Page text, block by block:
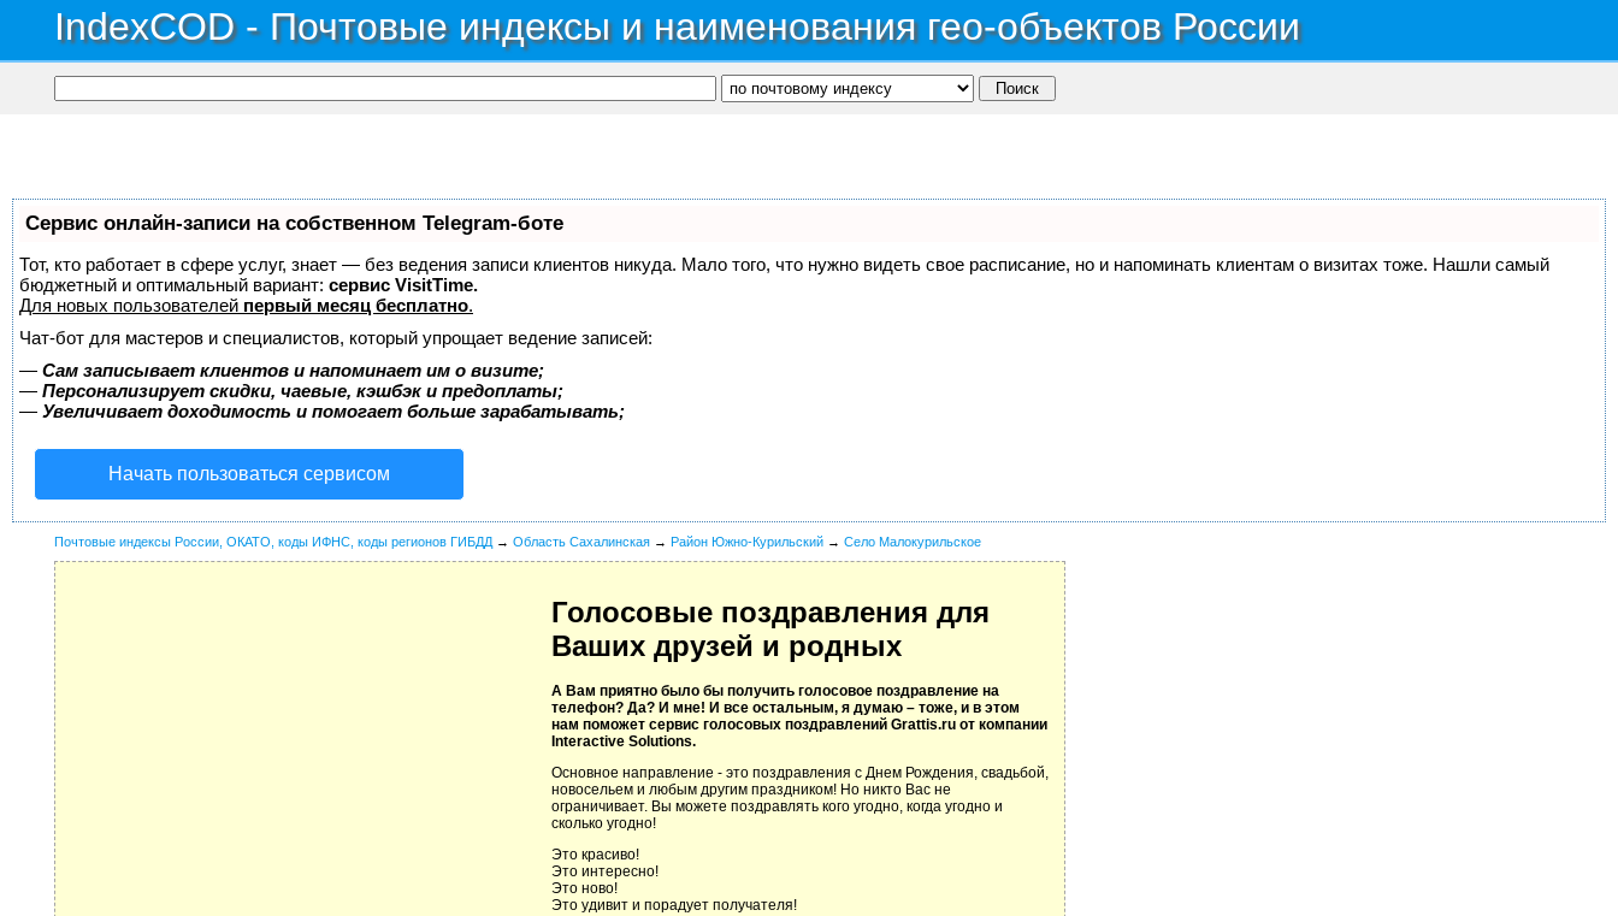
IndexCOD - Почтовые индексы и наименования гео-объектов России
Сервис онлайн-записи на собственном Telegram-боте
Тот, кто работает в сфере услуг, знает — без ведения записи клиентов никуда. Мало того, что нужно видеть свое расписание, но и напоминать клиентам о визитах тоже. Нашли самый
бюджетный и оптимальный вариант: сервис VisitTime.
Для новых пользователей первый месяц бесплатно.
Чат-бот для мастеров и специалистов, который упрощает ведение записей:
— Сам записывает клиентов и напоминает им о визите;
— Персонализирует скидки, чаевые, кэшбэк и предоплаты;
— Увеличивает доходимость и помогает больше зарабатывать;
Начать пользоваться сервисом
Почтовые индексы России, ОКАТО, коды ИФНС, коды регионов ГИБДД → Область Сахалинская → Район Южно-Курильский → Село Малокурильское
Голосовые поздравления для
Ваших друзей и родных
А Вам приятно было бы получить голосовое поздравление на
телефон? Да? И мне! И все остальным, я думаю – тоже, и в этом
нам поможет сервис голосовых поздравлений Grattis.ru от компании
Interactive Solutions.
Основное направление - это поздравления с Днем Рождения, свадьбой,
новосельем и любым другим праздником! Но никто Вас не
ограничивает. Вы можете поздравлять кого угодно, когда угодно и
сколько угодно!
Это красиво!
Это интересно!
Это ново!
Это удивит и порадует получателя!